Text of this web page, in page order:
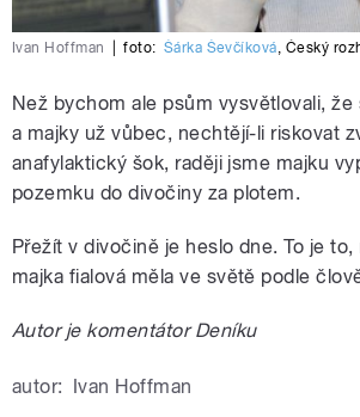
Ivan Hoffman foto: Šárka Ševčíková, Český
Než bychom ale psům vysvětlovali,
a majky už vůbec, nechtějí-li riskovat
anafylaktický šok, raději jsme majku
pozemku do divočiny za plotem.
Přežít v divočině je heslo dne. To je
majka fialová měla ve světě podle
Autor je komentátor Deníku
autor: Ivan Hoffman